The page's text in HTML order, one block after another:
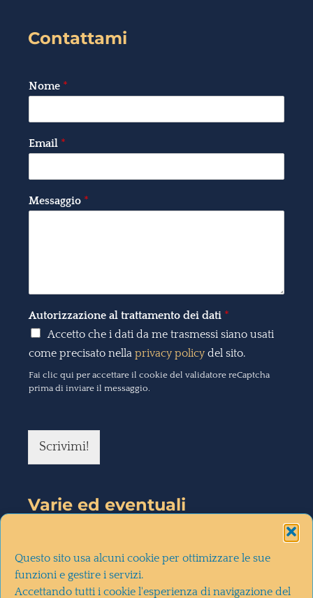
Questo sito usa alcuni cookie per ottimizzare le sue
funzioni e gestire i servizi.
Accettando tutti i cookie l'esperienza di navigazione del
Contattami
Nome *
Email *
Messaggio *
Autorizzazione al trattamento dei dati *
Accetto che i dati da me trasmessi siano usati
come precisato nella privacy policy del sito.
Fai clic qui per accettare il cookie del validatore reCaptcha
prima di inviare il messaggio.
Scrivimi!
Varie ed eventuali
la mia intervista a
(28-
10-2020)